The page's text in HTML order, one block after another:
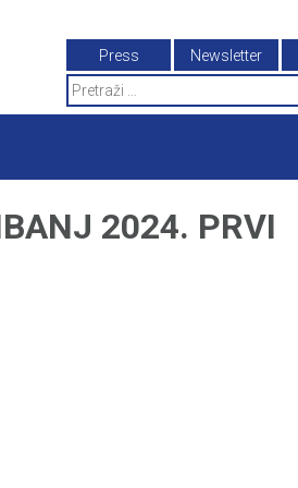
Press Newsletter
2024. PRVI